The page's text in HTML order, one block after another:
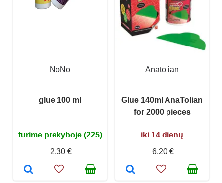
NoNo
glue 100 ml
turime prekyboje (225)
2,30 €
Anatolian
Glue 140ml AnaTolian
for 2000 pieces
iki 14 dienų
6,20 €